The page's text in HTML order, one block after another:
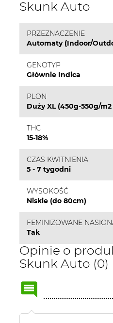
Skunk Auto
PRZEZNACZENIE
Automaty (Indoor/
GENOTYP
Głównie Indica
PLON
Duży XL (450g-550g/
THC
15-18%
CZAS KWITNIENIA
5 - 7 tygodni
WYSOKOŚĆ
Niskie (do 80cm)
FEMINIZOWANE
Tak
Opinie o
Skunk Auto (0)